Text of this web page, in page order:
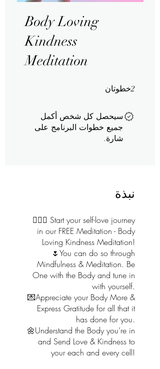
Body Loving
Kindness
Meditation
2خطوتان
سيحصل كل شخص أكمل
جميع خطوات البرنامج على
شارة.
نبذة
🧘🏻‍♀️ Start your self-love journey
in our FREE Meditation - Body
Loving Kindness Meditation!
🌷You can do so through
Mindfulness & Meditation. Be
One with the Body and tune in
with yourself.
💌Appreciate your Body More &
Express Gratitude for all that it
has done for you.
🌼Understand the Body you’re in
and Send Love & Kindness to
your each and every cell!